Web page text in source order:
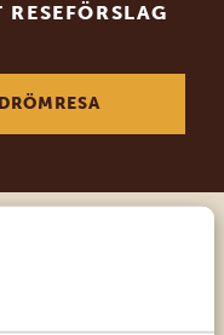
HÄR FÖR ATT